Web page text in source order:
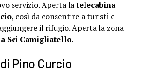
servizio. Aperta latelecabina
, così da consentire a turisti e
il rifugio. Aperta la zona
Sci Camigliatello.
Pino Curcio